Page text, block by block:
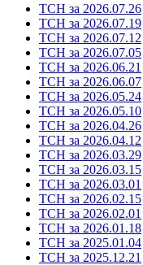
ТСН за 2026.07.26
ТСН за 2026.07.19
ТСН за 2026.07.12
ТСН за 2026.07.05
ТСН за 2026.06.21
ТСН за 2026.06.07
ТСН за 2026.05.24
ТСН за 2026.05.10
ТСН за 2026.04.26
ТСН за 2026.04.12
ТСН за 2026.03.29
ТСН за 2026.03.15
ТСН за 2026.03.01
ТСН за 2026.02.15
ТСН за 2026.02.01
ТСН за 2026.01.18
ТСН за 2025.01.04
ТСН за 2025.12.21